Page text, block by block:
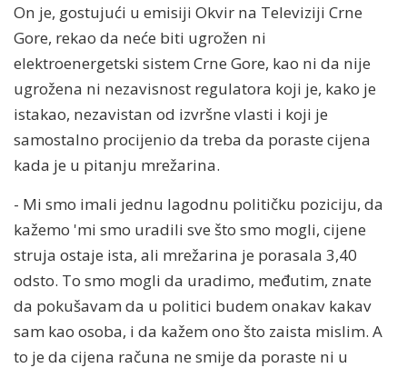
On je, gostujući u emisiji Okvir na Televiziji Crne
Gore, rekao da neće biti ugrožen ni
elektroenergetski sistem Crne Gore, kao ni da nije
ugrožena ni nezavisnost regulatora koji je, kako je
istakao, nezavistan od izvršne vlasti i koji je
samostalno procijenio da treba da poraste cijena
kada je u pitanju mrežarina.
- Mi smo imali jednu lagodnu političku poziciju, da
kažemo 'mi smo uradili sve što smo mogli, cijene
struja ostaje ista, ali mrežarina je porasala 3,40
odsto. To smo mogli da uradimo, međutim, znate
da pokušavam da u politici budem onakav kakav
sam kao osoba, i da kažem ono što zaista mislim. A
to je da cijena računa ne smije da poraste ni u